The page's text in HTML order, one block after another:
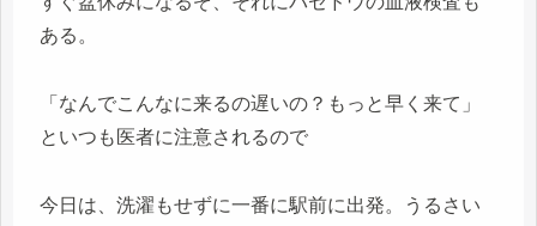
ある。
「なんでこんなに来るの遅いの？もっと早く来て」
といつも医者に注意されるので
今日は、洗濯もせずに一番に駅前に出発。うるさい